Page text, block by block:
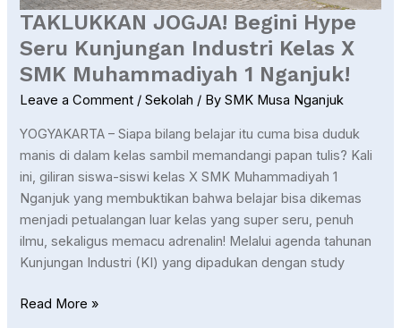
TAKLUKKAN JOGJA! Begini Hype
Seru Kunjungan Industri Kelas X
SMK Muhammadiyah 1 Nganjuk!
Leave a Comment /Sekolah / BySMK Musa Nganjuk
YOGYAKARTA – Siapa bilang belajar itu cuma bisa duduk
manis di dalam kelas sambil memandangi papan tulis? Kali
ini, giliran siswa-siswi kelas X SMK Muhammadiyah 1
Nganjuk yang membuktikan bahwa belajar bisa dikemas
menjadi petualangan luar kelas yang super seru, penuh
ilmu, sekaligus memacu adrenalin! Melalui agenda tahunan
Kunjungan Industri (KI) yang dipadukan dengan study
SMK
Muhammadiyah
1
Nganjuk!
Read More »